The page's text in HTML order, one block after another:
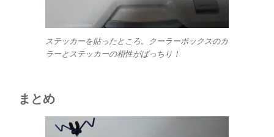
ステッカーを貼ったところ。クーラーボックスのカ
ラーとステッカーの相性がばっちり！
まとめ